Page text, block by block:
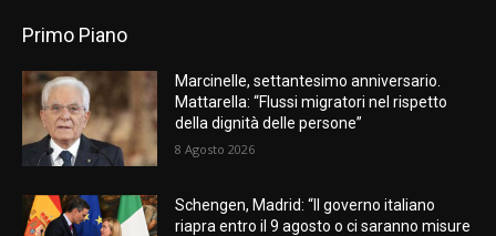
Primo Piano
Marcinelle, settantesimo anniversario.
Mattarella: “Flussi migratori nel rispetto
della dignità delle persone”
8 Agosto 2026
Schengen, Madrid: “Il governo italiano
riapra entro il 9 agosto o ci saranno misure